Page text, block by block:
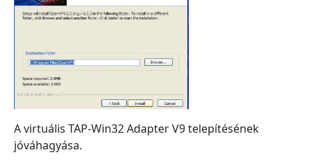
A virtuális TAP-Win32 Adapter V9 telepítésének
jóváhagyása.